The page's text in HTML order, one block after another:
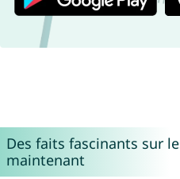
Des faits fascinants sur
maintenant